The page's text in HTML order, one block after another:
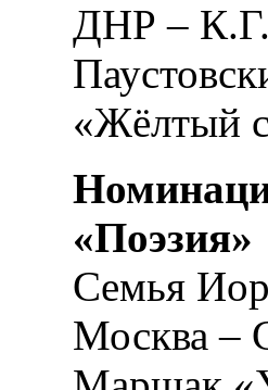
ДНР –
«Жёлтый
«Поэзия»
Семья
Москва –